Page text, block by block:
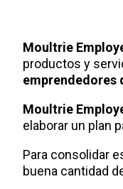
Moultrie
productos y
emprendedores
Moultrie
elaborar un plan
Para consolidar
buena cantidad